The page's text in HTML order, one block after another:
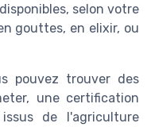
selon votre
gouttes, en elixir, ou
pouvez trouver des
une certification
de l'agriculture